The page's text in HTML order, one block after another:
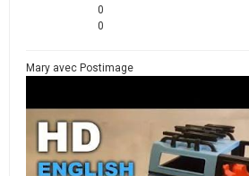
0
0
Mary avec Postimage